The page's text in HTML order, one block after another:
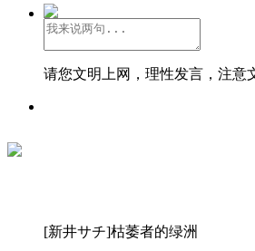
请您文明上网，理性发言，注意
[新井サチ]枯萎者的绿洲